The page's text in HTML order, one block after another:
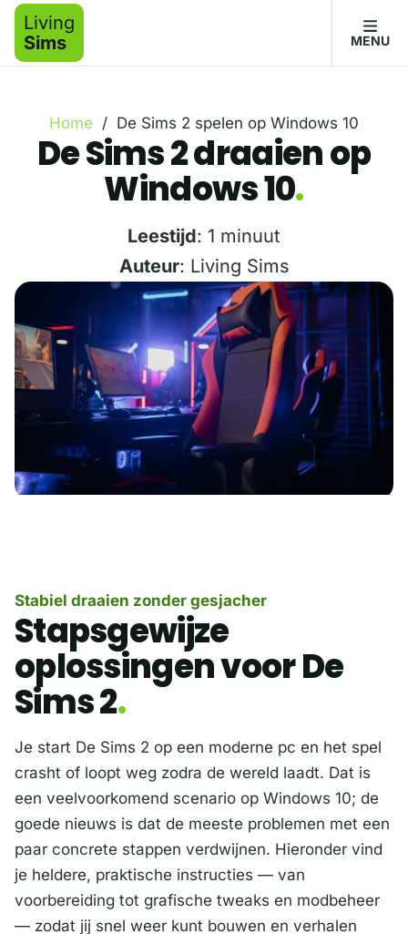
Living
Sims
MENU
Home / De Sims 2 spelen op Windows 10
De Sims 2 draaien op
Windows 10
Leestijd: 1 minuut
Auteur: Living Sims
Stabiel draaien zonder gesjacher
Stapsgewijze
oplossingen voor De
Sims 2
Je start De Sims 2 op een moderne pc en het spel
crasht of loopt weg zodra de wereld laadt. Dat is
een veelvoorkomend scenario op Windows 10; de
goede nieuws is dat de meeste problemen met een
paar concrete stappen verdwijnen. Hieronder vind
je heldere, praktische instructies — van
voorbereiding tot grafische tweaks en modbeheer
— zodat jij snel weer kunt bouwen en verhalen